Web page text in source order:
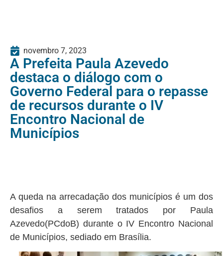
novembro 7, 2023
A Prefeita Paula Azevedo
destaca o diálogo com o
Governo Federal para o repasse
de recursos durante o IV
Encontro Nacional de
Municípios
A queda na arrecadação dos municípios é um dos
desafios a serem tratados por Paula
Azevedo(PCdoB) durante o IV Encontro Nacional
de Municípios, sediado em Brasília.